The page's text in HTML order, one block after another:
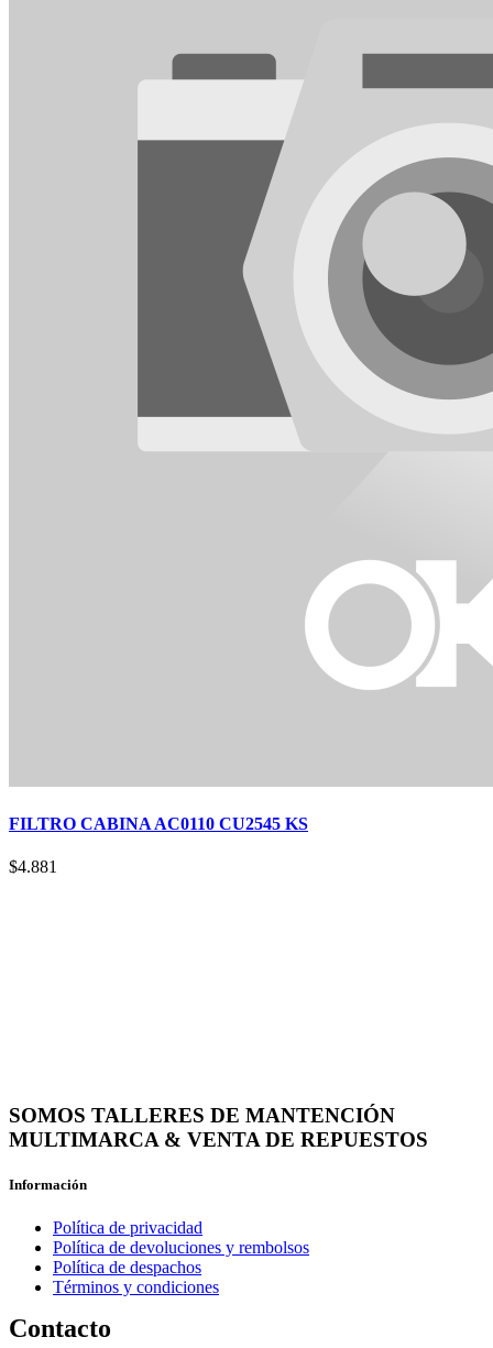
FILTRO CABINA AC0110 CU2545 KS
$4.881
SOMOS TALLERES DE MANTENCIÓN
MULTIMARCA & VENTA DE REPUESTOS
Información
Política de privacidad
Política de devoluciones y rembolsos
Política de despachos
Términos y condiciones
Contacto